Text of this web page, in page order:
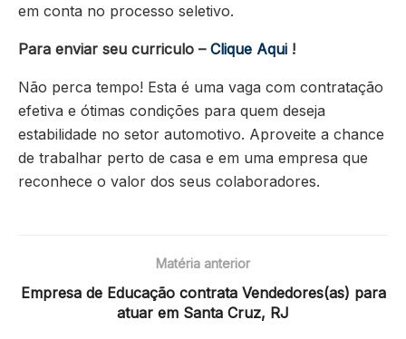
em conta no processo seletivo.
Para enviar seu curriculo – Clique Aqui !
Não perca tempo! Esta é uma vaga com contratação
efetiva e ótimas condições para quem deseja
estabilidade no setor automotivo. Aproveite a chance
de trabalhar perto de casa e em uma empresa que
reconhece o valor dos seus colaboradores.
Matéria anterior
Empresa de Educação contrata Vendedores(as) para
atuar em Santa Cruz, RJ